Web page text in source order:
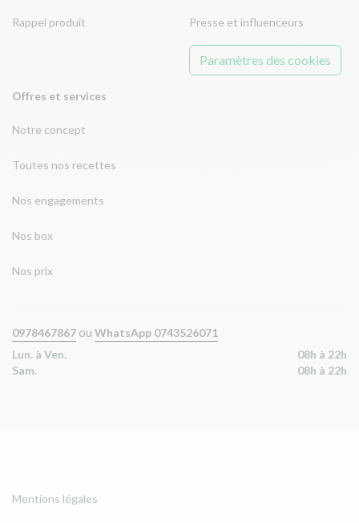
Rappel produit
Offres et services
Notre concept
Toutes nos recettes
Nos engagements
Nos box
Nos prix
Presse et influenceurs
Paramètres des cookies
0978467867 ou WhatsApp 0743526071
Lun. à Ven.
08h à 22h
Sam.
08h à 22h
Mentions légales